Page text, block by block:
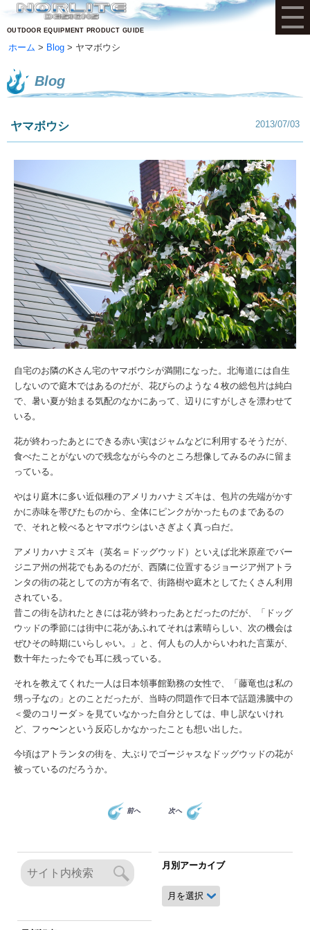
OUTDOOR EQUIPMENT PRODUCT GUIDE
ホーム Blog ヤマボウシ
Blog
ヤマボウシ 2013/07/03
自宅のお隣のKさん宅のヤマボウシが満開になった。北海道には自生
しないので庭木ではあるのだが、花びらのような４枚の総包片は純白
で、暑い夏が始まる気配のなかにあって、辺りにすがしさを漂わせて
いる。
花が終わったあとにできる赤い実はジャムなどに利用するそうだが、
食べたことがないので残念ながら今のところ想像してみるのみに留ま
っている。
やはり庭木に多い近似種のアメリカハナミズキは、包片の先端がかす
かに赤味を帯びたものから、全体にピンクがかったものまであるの
で、それと較べるとヤマボウシはいさぎよく真っ白だ。
アメリカハナミズキ（英名＝ドッグウッド）といえば北米原産でバー
ジニア州の州花でもあるのだが、西隣に位置するジョージア州アトラ
ンタの街の花としての方が有名で、街路樹や庭木としてたくさん利用
されている。
昔この街を訪れたときには花が終わったあとだったのだが、「ドッグ
ウッドの季節には街中に花があふれてそれは素晴らしい、次の機会は
ぜひその時期にいらしゃい。」と、何人もの人からいわれた言葉が、
数十年たった今でも耳に残っている。
それを教えてくれた一人は日本領事館勤務の女性で、「藤竜也は私の
甥っ子なの」とのことだったが、当時の問題作で日本で話題沸騰中の
＜愛のコリーダ＞を見ていなかった自分としては、申し訳ないけれ
ど、フゥ〜ンという反応しかなかったことも想い出した。
今頃はアトランタの街を、大ぶりでゴージャスなドッグウッドの花が
被っているのだろうか。
前へ 次へ
月別アーカイブ
月
別